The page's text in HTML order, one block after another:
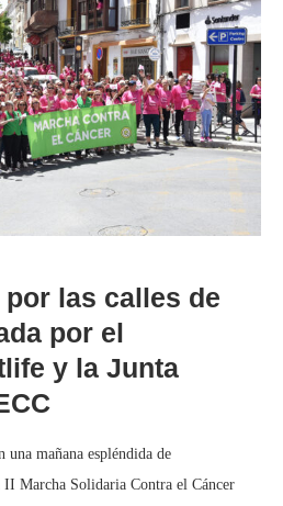
las calles de
por el
y la Junta
mañana espléndida de
II Marcha Solidaria Contra el Cáncer